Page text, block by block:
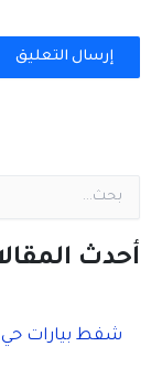
حأحدث
شفط بيارات حي